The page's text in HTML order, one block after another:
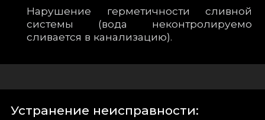
Нарушение герметичности сливной
системы (вода неконтролируемо
сливается в канализацию).
Устранение неисправности: